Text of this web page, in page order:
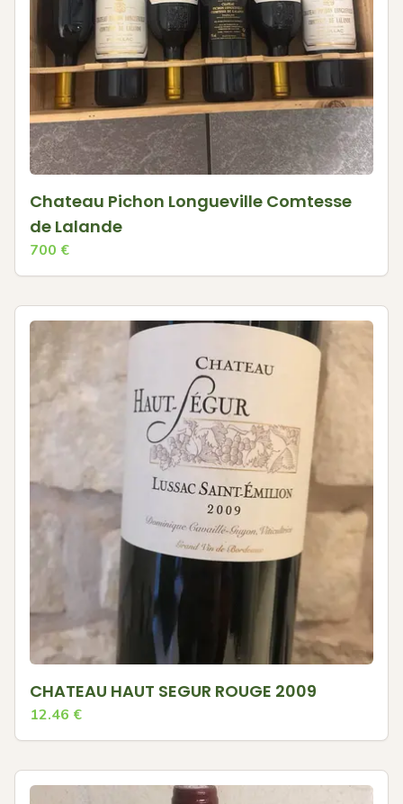
Chateau Pichon Longueville Comtesse
de Lalande
700 €
CHATEAU HAUT SEGUR ROUGE 2009
12.46 €